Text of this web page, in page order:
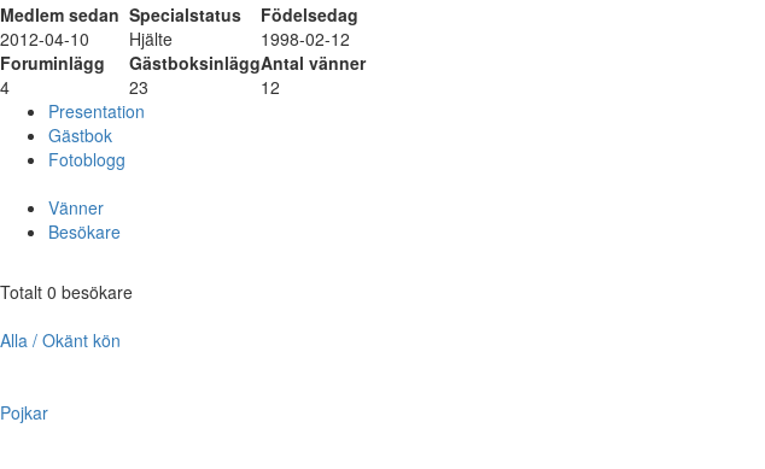
Medlem sedan Specialstatus
Födelsedag
2012-04-10
Hjälte
1998-02-12
Foruminlägg
GästboksinläggAntal vänner
4
23
12
Presentation
Gästbok
Fotoblogg
Vänner
Besökare
Totalt 0 besökare
Alla / Okänt kön
Pojkar